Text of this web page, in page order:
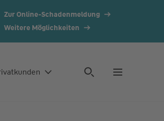
Zur Online-Schadenmeldung
Weitere Möglichkeiten